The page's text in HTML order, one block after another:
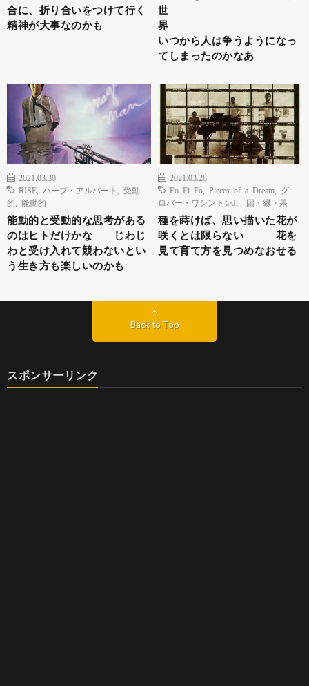
合に、折り合いをつけて行く
精神が大事なのかも
世
界
いつから人は争うようになっ
てしまったのかなあ
2021.03.30
RISE
ハープ・アルバート
受動
的
能動的
能動的と受動的な思考がある
のはヒトだけかな じわじ
わと受け入れて競わないとい
う生き方も楽しいのかも
2021.03.28
Fo Fi Fo
Pieces of a Dream
グ
ロバー・ワシントンJr.
因・縁・果
種を蒔けば、思い描いた花が
咲くとは限らない 花を
見て育て方を見つめなおせる
Back to Top
スポンサーリンク